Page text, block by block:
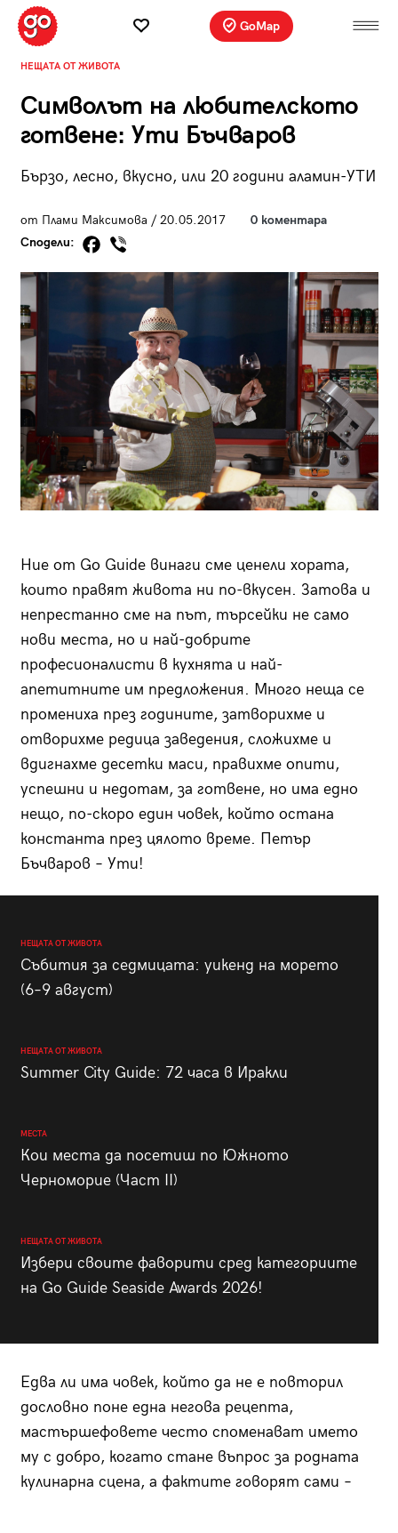
GoMap
НЕЩАТА ОТ ЖИВОТА
Символът на любителското
готвене: Ути Бъчваров
Бързо, лесно, вкусно, или 20 години аламин-УТИ
от Плами Максимова / 20.05.2017
0 коментара
Сподели:
Ние от Go Guide винаги сме ценели хората,
които правят живота ни по-вкусен. Затова и
непрестанно сме на път, търсейки не само
нови места, но и най-добрите
професионалисти в кухнята и най-
апетитните им предложения. Много неща се
промениха през годините, затворихме и
отворихме редица заведения, сложихме и
вдигнахме десетки маси, правихме опити,
успешни и недотам, за готвене, но има едно
нещо, по-скоро един човек, който остана
константа през цялото време. Петър
Бъчваров – Ути!
НЕЩАТА ОТ ЖИВОТА
Събития за седмицата: уикенд на морето
(6–9 август)
НЕЩАТА ОТ ЖИВОТА
Summer City Guide: 72 часа в Иракли
МЕСТА
Кои места да посетиш по Южното
Черноморие (Част II)
НЕЩАТА ОТ ЖИВОТА
Избери своите фаворити сред категориите
на Go Guide Seaside Awards 2026!
Едва ли има човек, който да не е повторил
дословно поне една негова рецепта,
мастършефовете често споменават името
му с добро, когато стане въпрос за родната
кулинарна сцена, а фактите говорят сами –